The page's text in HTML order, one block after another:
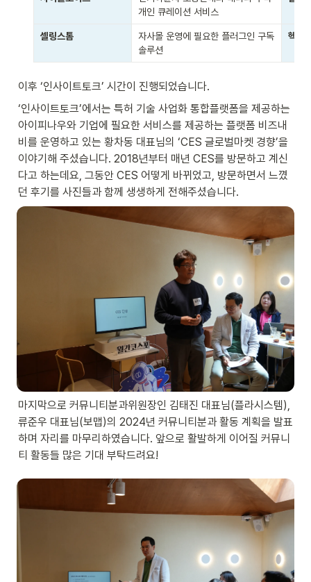
개인 큐레이션 서비스
셀링스톰
자사몰 운영에 필요한 플러그인 구독
솔루션
헥사
이후 ‘인사이트토크’ 시간이 진행되었습니다.
‘인사이트토크’에서는 특허 기술 사업화 통합플랫폼을 제공하는
아이피나우와 기업에 필요한 서비스를 제공하는 플랫폼 비즈내
비를 운영하고 있는 황차동 대표님의 ‘CES 글로벌마켓 경향’을
이야기해 주셨습니다. 2018년부터 매년 CES를 방문하고 계신
다고 하는데요, 그동안 CES 어떻게 바뀌었고, 방문하면서 느꼈
던 후기를 사진들과 함께 생생하게 전해주셨습니다.
마지막으로 커뮤니티분과위원장인 김태진 대표님(플라시스템),
류준우 대표님(보맵)의 2024년 커뮤니티분과 활동 계획을 발표
하며 자리를 마무리하였습니다. 앞으로 활발하게 이어질 커뮤니
티 활동들 많은 기대 부탁드려요!